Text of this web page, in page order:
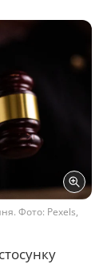
Фото: Pexels,